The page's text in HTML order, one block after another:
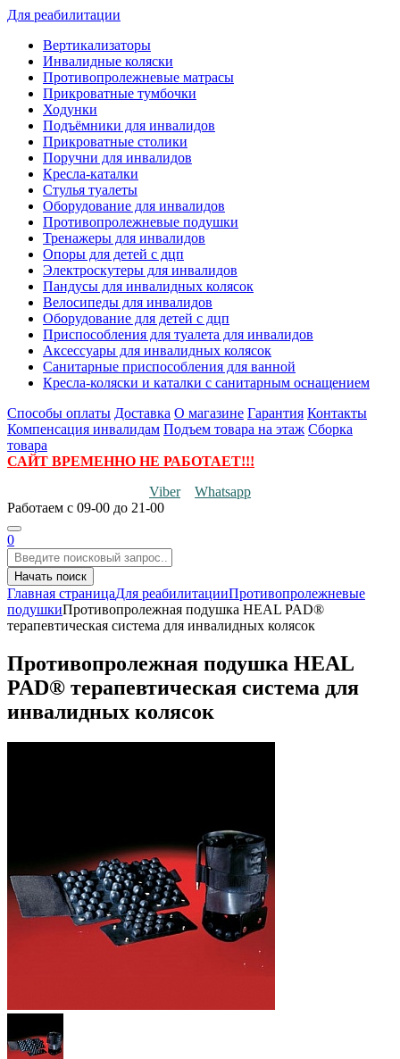
Для реабилитации
Вертикализаторы
Инвалидные коляски
Противопролежневые матрасы
Прикроватные тумбочки
Ходунки
Подъёмники для инвалидов
Прикроватные столики
Поручни для инвалидов
Кресла-каталки
Стулья туалеты
Оборудование для инвалидов
Противопролежневые подушки
Тренажеры для инвалидов
Опоры для детей с дцп
Электроскутеры для инвалидов
Пандусы для инвалидных колясок
Велосипеды для инвалидов
Оборудование для детей с дцп
Приспособления для туалета для инвалидов
Аксессуары для инвалидных колясок
Санитарные приспособления для ванной
Кресла-коляски и каталки с санитарным оснащением
Способы оплаты Доставка О магазине Гарантия Контакты
Компенсация инвалидам Подъем товара на этаж Сборка
товара
САЙТ ВРЕМЕННО НЕ РАБОТАЕТ!!!
Viber
Whatsapp
Работаем с 09-00 до 21-00
0
Начать поиск
Главная страницаДля реабилитацииПротивопролежневые
подушкиПротивопролежная подушка HEAL PAD®
терапевтическая система для инвалидных колясок
Противопролежная подушка HEAL
PAD® терапевтическая система для
инвалидных колясок